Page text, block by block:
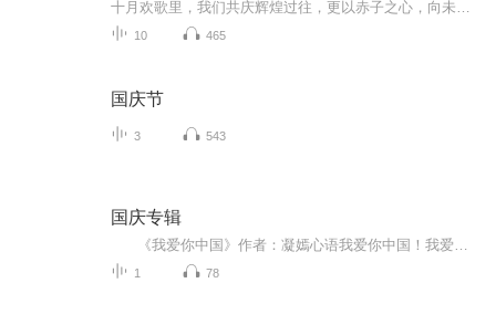
10 465
国庆节
3 543
国庆专辑
1 78